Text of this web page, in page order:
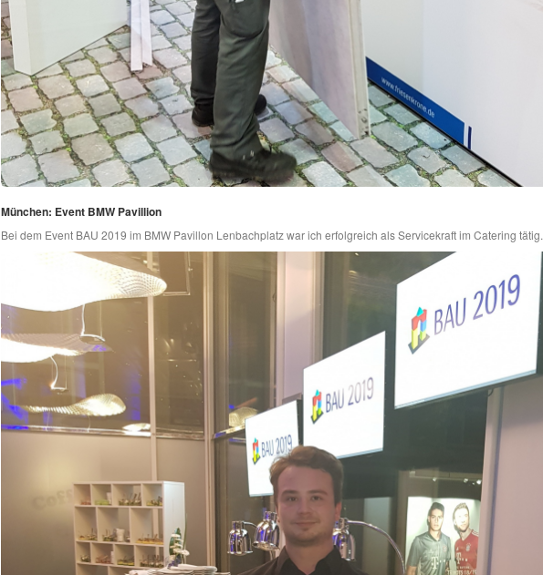
München: Event BMW Pavillion
Bei dem Event BAU 2019 im BMW Pavillon Lenbachplatz war ich erfolgreich als Servicekraft im Catering tätig.